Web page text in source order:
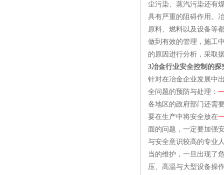
尘污染、蒸汽污染还有
具有严重的阻碍作用。
原料、燃料以及设备等
做到有效的管理，施工
的原因进行分析，采取
3冶金行业安全控制的探
针对在冶金企业发展中
全问题的预防与处理：
各地区的政府部门还需
要在生产中将安全放在
面的问题，一定要加强
与安全意识较高的专业
当的维护，一旦出现了
压、高温与大型设备操